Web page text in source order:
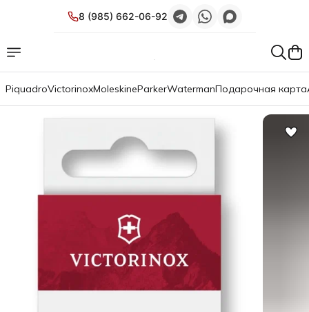
8 (985) 662-06-92
PiquadroVictorinoxMoleskineParkerWatermanПодарочная карта